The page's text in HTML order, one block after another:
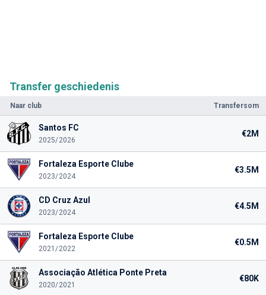
Transfer geschiedenis
Naar club Transfersom
Santos FC
2025/2026
€2M
Fortaleza Esporte Clube
2023/2024
€3.5M
CD Cruz Azul
2023/2024
€4.5M
Fortaleza Esporte Clube
2021/2022
€0.5M
Associação Atlética Ponte Preta
2020/2021
€80K